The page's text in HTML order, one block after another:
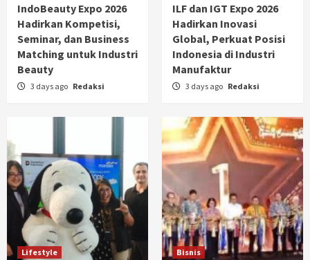
IndoBeauty Expo 2026
Hadirkan Kompetisi,
Seminar, dan Business
Matching untuk Industri
Beauty
3 days ago Redaksi
ILF dan IGT Expo 2026
Hadirkan Inovasi
Global, Perkuat Posisi
Indonesia di Industri
Manufaktur
3 days ago Redaksi
Lifestyle Bisnis